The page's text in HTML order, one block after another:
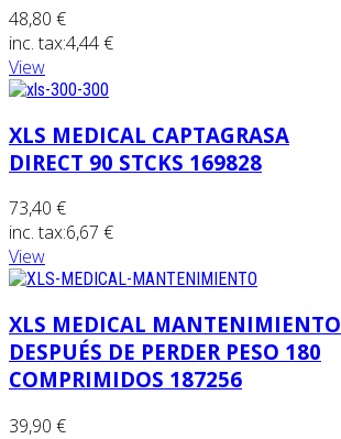
48,80 €
inc. tax:4,44 €
View
XLS MEDICAL CAPTAGRASA
DIRECT 90 STCKS 169828
73,40 €
inc. tax:6,67 €
View
XLS MEDICAL MANTENIMIENTO
DESPUÉS DE PERDER PESO 180
COMPRIMIDOS 187256
39,90 €